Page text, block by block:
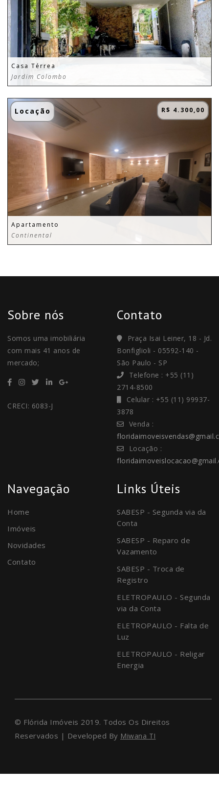
Casa Térrea
Jardim Colombo
Locação R$ 4.300,00
Apartamento
Continental
Sobre nós
Somos uma imobiliária
com mais 41 anos de
mercado;
CRECI: 6083-J
Contato
Praça Isai Leiner, 18 - Jd.
Bonfiglioli - 05592-140 -
São Paulo - SP
Telefone : +55 (11)
2714-8500
Celular : +55 (11) 99937-
3878
Venda :
Locação :
Navegação
Home
Imóveis
Novidades
Contato
Links Úteis
SABESP - Segunda via da
Conta
SABESP - Reparo de
Vazamento
SABESP - Troca de
Registro
ELETROPAULO - Segunda
via da Conta
ELETROPAULO - Falta de
Luz
ELETROPAULO - Religar
Energia
© Flórida Imóveis 2019. Todos Os Direitos
Reservados | Developed By Miwana TI